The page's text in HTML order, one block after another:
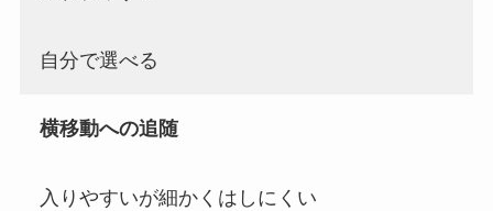
自分で選べる
横移動への追随
入りやすいが細かくはしにくい